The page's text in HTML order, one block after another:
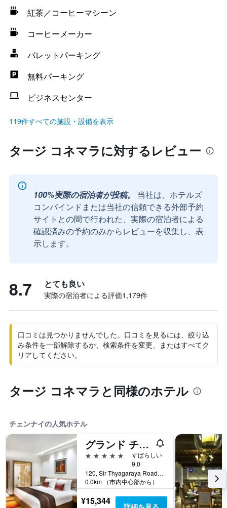
紅茶／コーヒーマシーン
コーヒーメーカー
バレットパーキング
無料パーキング
ビジネスセンター
119件すべての施設・設備を表示
タージ コネマラに対するレビュー
100%実際の宿泊者が投稿。
当社は、ホテルズ
コンバインドまたは当社の信頼できる外部予約
サイトとの間で行われた、実際の宿泊者による
確認済みの予約のみからレビューを収集し、表
示します。
8.7 とても良い
実際の宿泊者による評価1,179​件
口コミは見つかりませんでした。口コミを見るには、絞り込
み条件を一部解除するか、検索条件を変更、またはすべてク
リアしてください。
タージ コネマラと同様のホテル
チェンナイの人気ホテル
グランド チェンナイ バイ GRT ホテルズ
5つ星
すばらしい
9.0
120, Sir Thyagaraya Road, チェンナイ, インド
0.0km （市内中心部から）
¥15,344